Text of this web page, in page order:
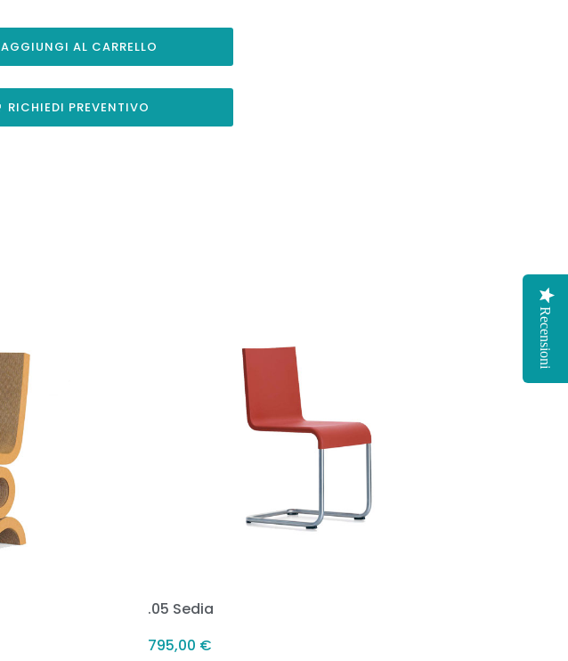
AGGIUNGI AL CARRELLO
RICHIEDI PREVENTIVO
.05 Sedia
795,00 €
Recensioni